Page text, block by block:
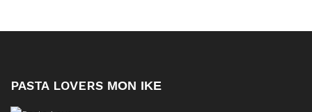
PASTA LOVERS ΜΟΝ ΙΚΕ